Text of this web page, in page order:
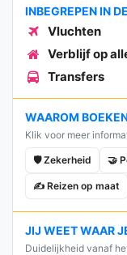
INBEGREPEN IN
Vluchten
Verblijf op
Transfers
WAAROM
Klik voor meer
🛡️ Zekerheid 🤝
✍️ Reizen op maat
JIJ WEET WAAR
Duidelijkheid vanaf